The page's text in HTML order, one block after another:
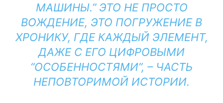
МАШИНЫ.” ЭТО НЕ ПРОСТО
ВОЖДЕНИЕ, ЭТО ПОГРУЖЕНИЕ В
ХРОНИКУ, ГДЕ КАЖДЫЙ ЭЛЕМЕНТ,
ДАЖЕ С ЕГО ЦИФРОВЫМИ
“ОСОБЕННОСТЯМИ”, – ЧАСТЬ
НЕПОВТОРИМОЙ ИСТОРИИ.